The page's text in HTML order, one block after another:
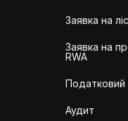
Заявка на
Заявка на
RWA
Податковий
Аудит